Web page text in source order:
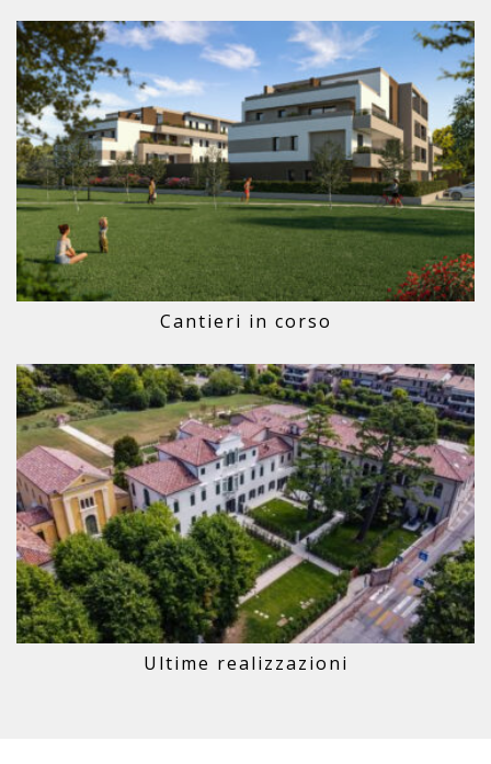
Cantieri in corso
Ultime realizzazioni